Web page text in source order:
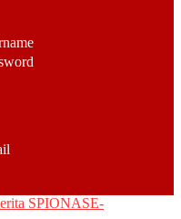
SPIONASE-